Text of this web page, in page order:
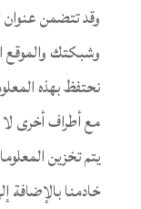
وشبكتك والموقع
نحتفظ بهذه
مع أطراف أخرى لا
يتم تخزين
خادمنا بالإضافة